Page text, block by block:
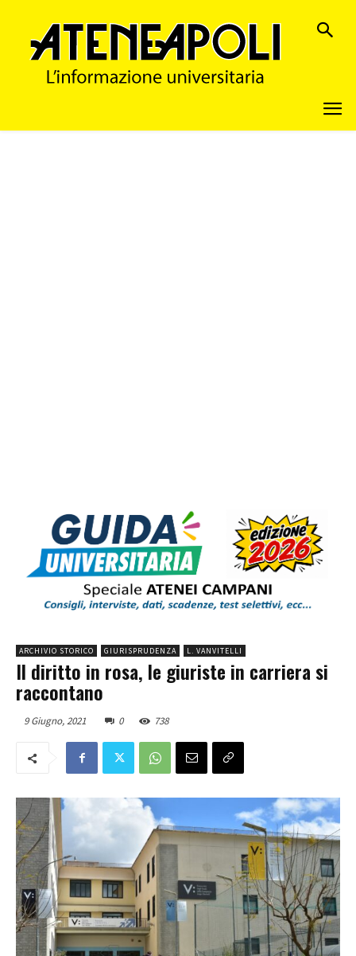
ARCHIVIO STORICO GIURISPRUDENZA L. VANVITELLI
Il diritto in rosa, le giuriste in carriera si
raccontano
9 Giugno, 2021 0 738